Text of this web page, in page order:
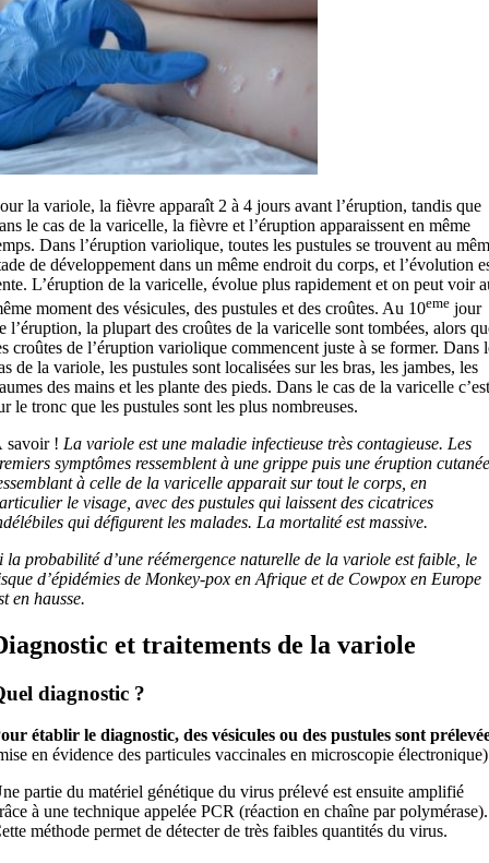
la variole, la fièvre apparaît 2 à 4 jours avant l’éruption, tandis que
le cas de la varicelle, la fièvre et l’éruption apparaissent en même
Dans l’éruption variolique, toutes les pustules se trouvent au
de développement dans un même endroit du corps, et l’évolution
L’éruption de la varicelle, évolue plus rapidement et on peut voir
moment des vésicules, des pustules et des croûtes. Au 10emejour
l’éruption, la plupart des croûtes de la varicelle sont tombées, alors
croûtes de l’éruption variolique commencent juste à se former. Dans
de la variole, les pustules sont localisées sur les bras, les jambes, les
des mains et les plante des pieds. Dans le cas de la varicelle c’est
le tronc que les pustules sont les plus nombreuses.
savoir ! La variole est une maladie infectieuse très contagieuse. Les
symptômes ressemblent à une grippe puis une éruption cutanée
à celle de la varicelle apparait sur tout le corps, en
le visage, avec des pustules qui laissent des cicatrices
qui défigurent les malades. La mortalité est massive.
la probabilité d’une réémergence naturelle de la variole est faible, le
d’épidémies de Monkey-pox en Afrique et de Cowpox en Europe
en hausse.
et traitements de la variole
diagnostic ?
établir le diagnostic, des vésicules ou des pustules sont
en évidence des particules vaccinales en microscopie
partie du matériel génétique du virus prélevé est ensuite amplifié
à une technique appelée PCR (réaction en chaîne par polymérase).
méthode permet de détecter de très faibles quantités du virus.